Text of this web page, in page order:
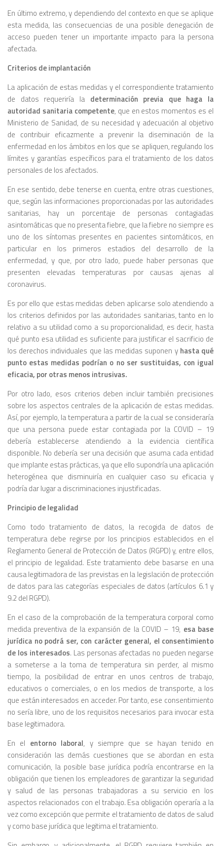
En último extremo, y dependiendo del contexto en que se aplique
esta medida, las consecuencias de una posible denegación de
acceso pueden tener un importante impacto para la persona
afectada.
Criterios de implantación
La aplicación de estas medidas y el correspondiente tratamiento
de datos requeriría la determinación previa que haga la
autoridad sanitaria competente, que en estos momentos es el
Ministerio de Sanidad, de su necesidad y adecuación al objetivo
de contribuir eficazmente a prevenir la diseminación de la
enfermedad en los ámbitos en los que se apliquen, regulando los
límites y garantías específicos para el tratamiento de los datos
personales de los afectados.
En ese sentido, debe tenerse en cuenta, entre otras cuestiones,
que, según las informaciones proporcionadas por las autoridades
sanitarias, hay un porcentaje de personas contagiadas
asintomáticas que no presenta fiebre, que la fiebre no siempre es
uno de los síntomas presentes en pacientes sintomáticos, en
particular en los primeros estadios del desarrollo de la
enfermedad, y que, por otro lado, puede haber personas que
presenten elevadas temperaturas por causas ajenas al
coronavirus.
Es por ello que estas medidas deben aplicarse solo atendiendo a
los criterios definidos por las autoridades sanitarias, tanto en lo
relativo a su utilidad como a su proporcionalidad, es decir, hasta
qué punto esa utilidad es suficiente para justificar el sacrificio de
los derechos individuales que las medidas suponen y hasta qué
punto estas medidas podrían o no ser sustituidas, con igual
eficacia, por otras menos intrusivas.
Por otro lado, esos criterios deben incluir también precisiones
sobre los aspectos centrales de la aplicación de estas medidas.
Así, por ejemplo, la temperatura a partir de la cual se consideraría
que una persona puede estar contagiada por la COVID – 19
debería establecerse atendiendo a la evidencia científica
disponible. No debería ser una decisión que asuma cada entidad
que implante estas prácticas, ya que ello supondría una aplicación
heterogénea que disminuiría en cualquier caso su eficacia y
podría dar lugar a discriminaciones injustificadas.
Principio de legalidad
Como todo tratamiento de datos, la recogida de datos de
temperatura debe regirse por los principios establecidos en el
Reglamento General de Protección de Datos (RGPD) y, entre ellos,
el principio de legalidad. Este tratamiento debe basarse en una
causa legitimadora de las previstas en la legislación de protección
de datos para las categorías especiales de datos (artículos 6.1 y
9.2 del RGPD).
En el caso de la comprobación de la temperatura corporal como
medida preventiva de la expansión de la COVID – 19, esa base
jurídica no podrá ser, con carácter general, el consentimiento
de los interesados. Las personas afectadas no pueden negarse
a someterse a la toma de temperatura sin perder, al mismo
tiempo, la posibilidad de entrar en unos centros de trabajo,
educativos o comerciales, o en los medios de transporte, a los
que están interesados en acceder. Por tanto, ese consentimiento
no sería libre, uno de los requisitos necesarios para invocar esta
base legitimadora.
En el entorno laboral, y siempre que se hayan tenido en
consideración las demás cuestiones que se abordan en esta
comunicación, la posible base jurídica podría encontrarse en la
obligación que tienen los empleadores de garantizar la seguridad
y salud de las personas trabajadoras a su servicio en los
aspectos relacionados con el trabajo. Esa obligación operaría a la
vez como excepción que permite el tratamiento de datos de salud
y como base jurídica que legitima el tratamiento.